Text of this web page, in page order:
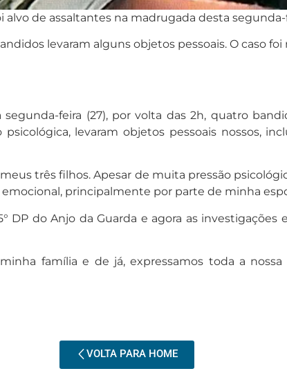
alvo de assaltantes na madrugada desta segunda-
levaram alguns objetos pessoais. O caso
feira (27), por volta das 2h, quatro
levaram objetos pessoais nossos,
três filhos. Apesar de muita pressão
principalmente por parte de minha
DP do Anjo da Guarda e agora as investigações
família e de já, expressamos toda a
VOLTA PARA HOME